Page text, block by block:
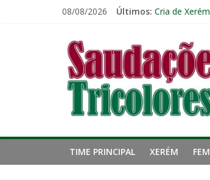
08/08/2026 Últimos: Cria de
Botafogo x
Saudações
Tricolores
TIME PRINCIPAL XERÉM